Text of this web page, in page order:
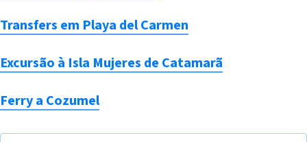
Transfers em Playa del Carmen
Excursão à Isla Mujeres de Catamarã
Ferry a Cozumel